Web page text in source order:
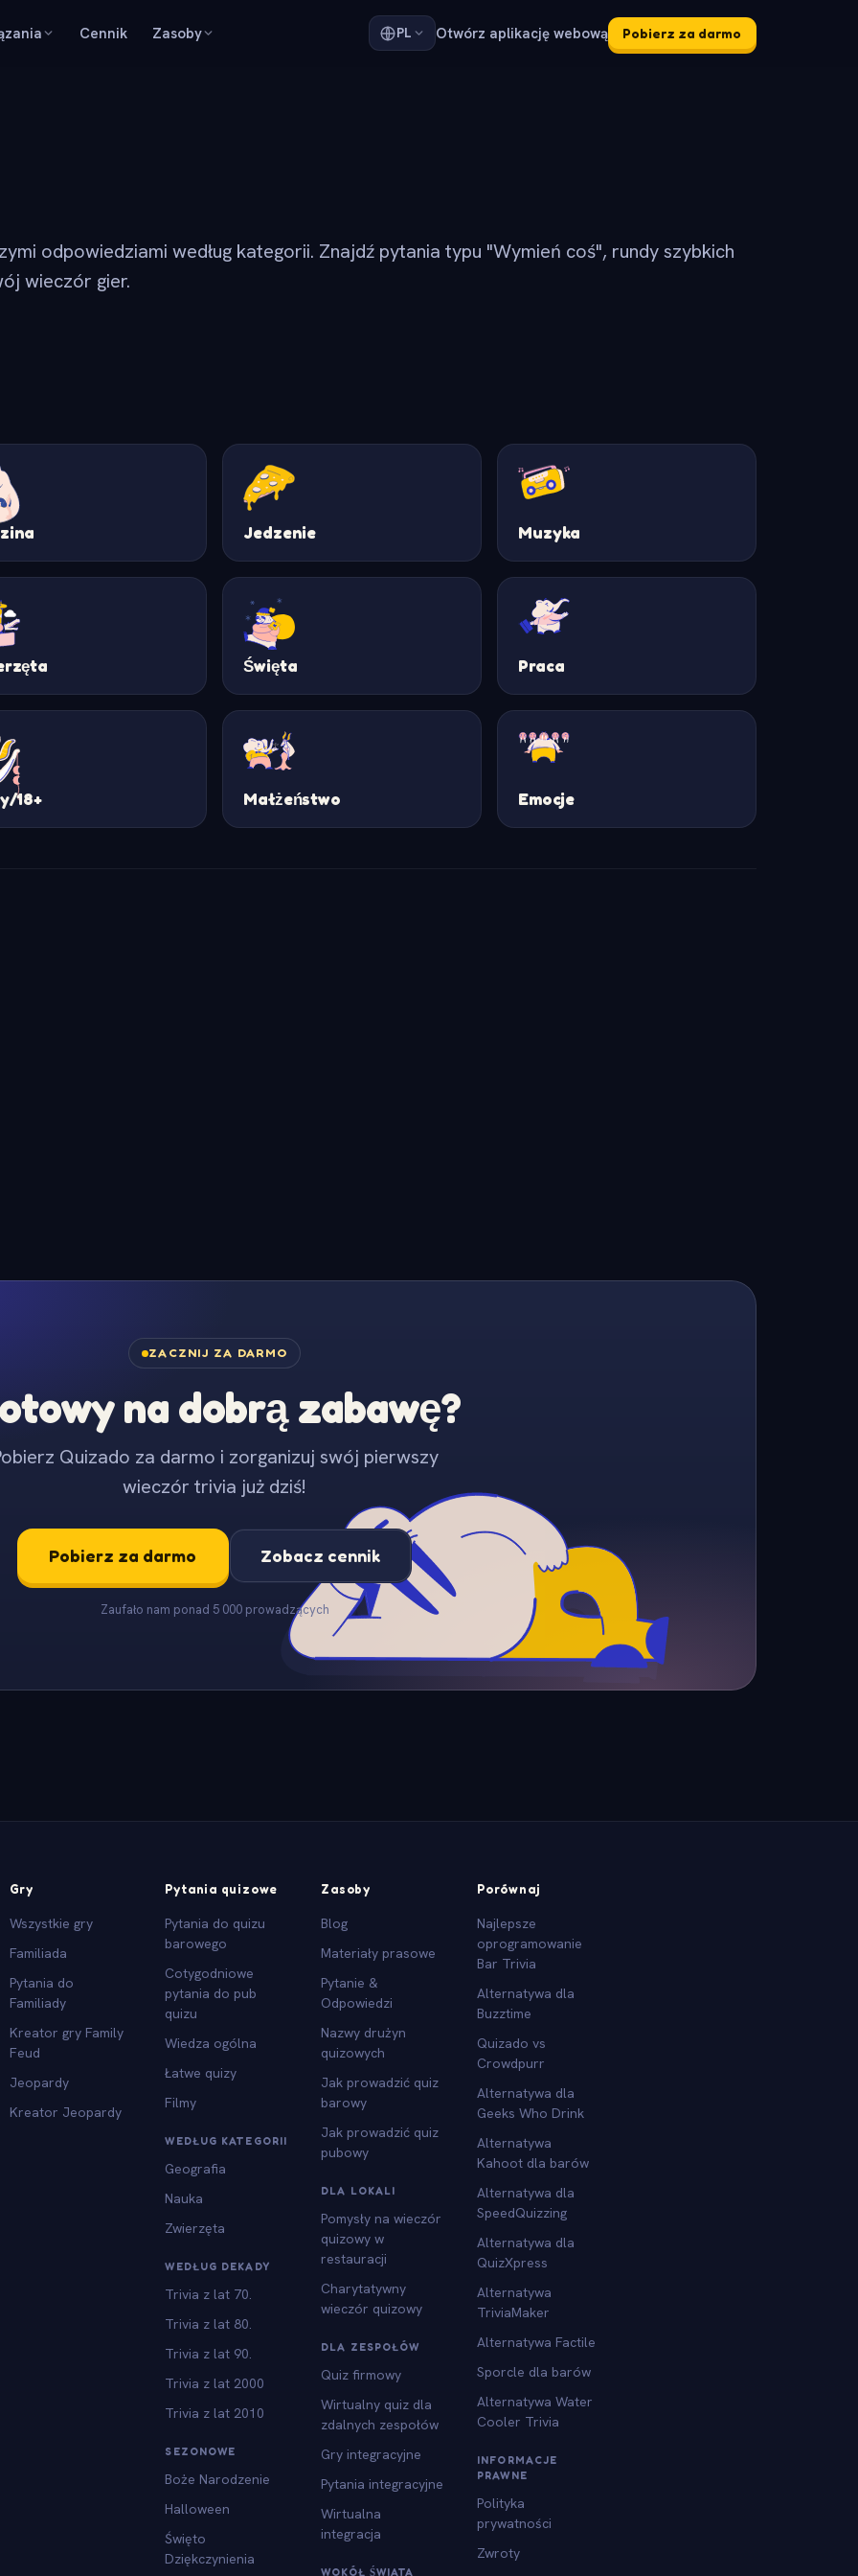
Cennik Zasoby PL Otwórz aplikację webową Pobierz za darmo
odpowiedziami według kategorii. Znajdź pytania typu "Wymień coś", rundy szybkich
wieczór gier.
Jedzenie Muzyka
Święta Praca
18+ Małżeństwo Emocje
ZACZNIJ ZA DARMO
na dobrą zabawę?
Quizado za darmo i zorganizuj swój pierwszy
wieczór trivia już dziś!
Pobierz za darmo Zobacz cennik
Zaufało nam ponad 5 000 prowadzących
Gry
Wszystkie gry
Familiada
Pytania do
Familiady
Kreator gry Family
Feud
Jeopardy
Kreator Jeopardy
Pytania quizowe
Pytania do quizu
barowego
Cotygodniowe
pytania do pub
quizu
Wiedza ogólna
Łatwe quizy
Filmy
WEDŁUG KATEGORII
Geografia
Nauka
Zwierzęta
WEDŁUG DEKADY
Trivia z lat 70.
Trivia z lat 80.
Trivia z lat 90.
Trivia z lat 2000
Trivia z lat 2010
SEZONOWE
Boże Narodzenie
Halloween
Święto
Dziękczynienia
Zasoby
Blog
Materiały prasowe
Pytanie &
Odpowiedzi
Nazwy drużyn
quizowych
Jak prowadzić quiz
barowy
Jak prowadzić quiz
pubowy
DLA LOKALI
Pomysły na wieczór
quizowy w
restauracji
Charytatywny
wieczór quizowy
DLA ZESPOŁÓW
Quiz firmowy
Wirtualny quiz dla
zdalnych zespołów
Gry integracyjne
Pytania integracyjne
Wirtualna
integracja
WOKÓŁ ŚWIATA
Porównaj
Najlepsze
oprogramowanie
Bar Trivia
Alternatywa dla
Buzztime
Quizado vs
Crowdpurr
Alternatywa dla
Geeks Who Drink
Alternatywa
Kahoot dla barów
Alternatywa dla
SpeedQuizzing
Alternatywa dla
QuizXpress
Alternatywa
TriviaMaker
Alternatywa Factile
Sporcle dla barów
Alternatywa Water
Cooler Trivia
INFORMACJE
PRAWNE
Polityka
prywatności
Zwroty